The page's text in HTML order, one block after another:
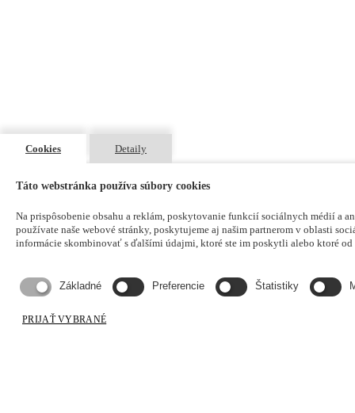
Cookies Detaily
Táto webstránka používa súbory cookies
Na prispôsobenie obsahu a reklám, poskytovanie funkcií sociálnych médií a
používate naše webové stránky, poskytujeme aj našim partnerom v oblasti
informácie skombinovať s ďalšími údajmi, ktoré ste im poskytli alebo ktoré
Základné Preferencie Štatistiky
PRIJAŤ VYBRANÉ